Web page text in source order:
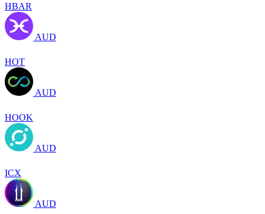
HBAR
AUD
HOT
AUD
HOOK
AUD
ICX
AUD